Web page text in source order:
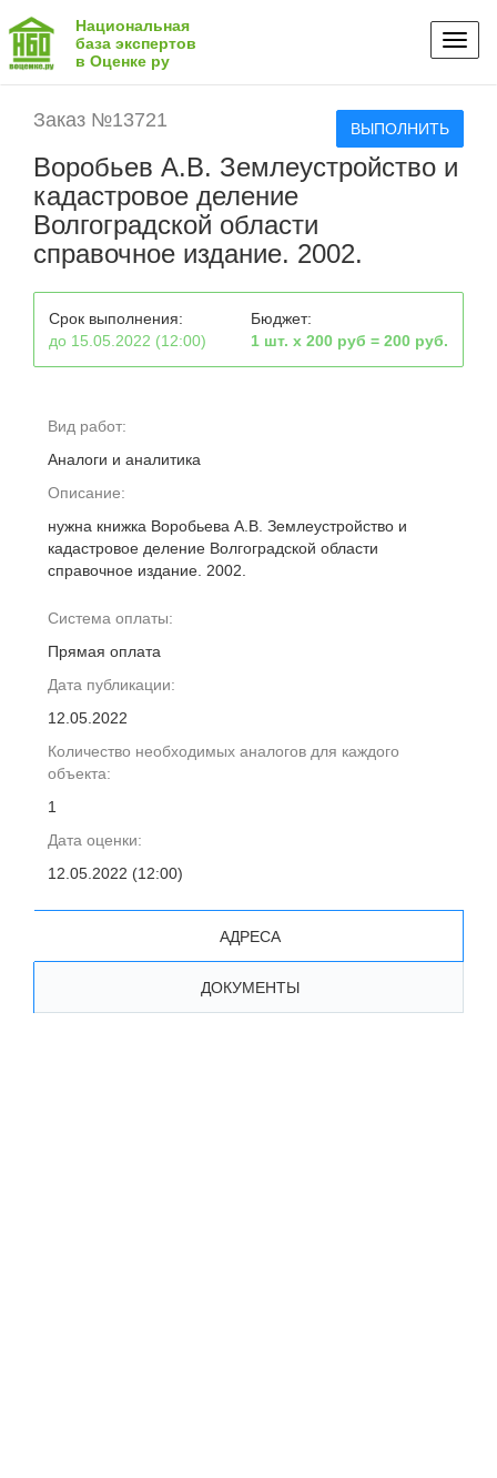
Национальная
база экспертов
в Оценке ру
Заказ №13721 ВЫПОЛНИТЬ
Воробьев А.В. Землеустройство и
кадастровое деление
Волгоградской области
справочное издание. 2002.
Срок выполнения:
до 15.05.2022 (12:00)
Бюджет:
1 шт. х 200 руб = 200 руб.
Вид работ:
Аналоги и аналитика
Описание:
нужна книжка Воробьева А.В. Землеустройство и
кадастровое деление Волгоградской области
справочное издание. 2002.
Система оплаты:
Прямая оплата
Дата публикации:
12.05.2022
Количество необходимых аналогов для каждого
объекта:
1
Дата оценки:
12.05.2022 (12:00)
АДРЕСА
ДОКУМЕНТЫ